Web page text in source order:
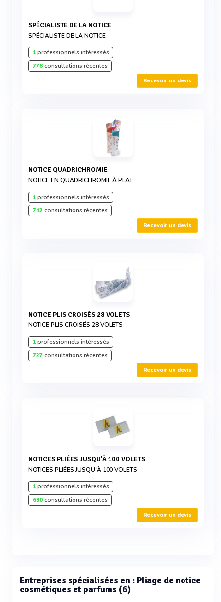
SPÉCIALISTE DE LA NOTICE
SPÉCIALISTE DE LA NOTICE
1professionnels intéressés
776consultations récentes
Recevoir un devis
NOTICE QUADRICHROMIE
NOTICE EN QUADRICHROMIE À PLAT
1professionnels intéressés
742consultations récentes
Recevoir un devis
NOTICE PLIS CROISÉS 28 VOLETS
NOTICE PLIS CROISÉS 28 VOLETS
1professionnels intéressés
727consultations récentes
Recevoir un devis
NOTICES PLIÉES JUSQU'À 100 VOLETS
NOTICES PLIÉES JUSQU'À 100 VOLETS
1professionnels intéressés
680consultations récentes
Recevoir un devis
Entreprises spécialisées en : Pliage de notice
cosmétiques et parfums (6)